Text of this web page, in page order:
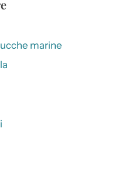
marine